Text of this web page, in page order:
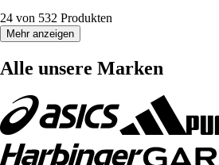
24 von 532 Produkten
Mehr anzeigen
Alle unsere Marken